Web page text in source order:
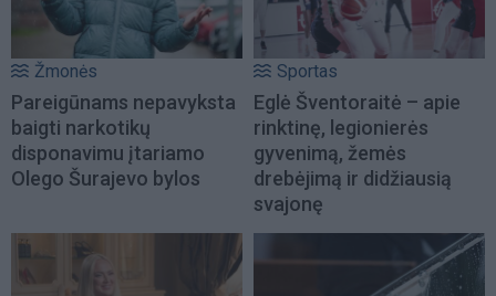
Žmonės
Pareigūnams nepavyksta
baigti narkotikų
disponavimu įtariamo
Olego Šurajevo bylos
Sportas
Eglė Šventoraitė – apie
rinktinę, legionierės
gyvenimą, žemės
drebėjimą ir didžiausią
svajonę